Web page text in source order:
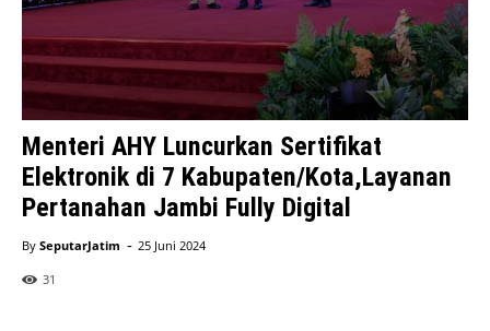
Menteri AHY Luncurkan Sertifikat
Elektronik di 7 Kabupaten/Kota,Layanan
Pertanahan Jambi Fully Digital
By SeputarJatim - 25 Juni 2024
31